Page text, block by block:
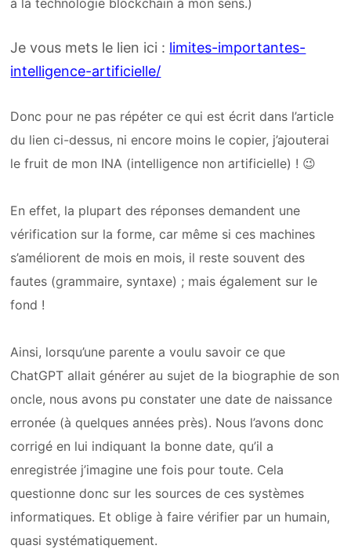
Je vous mets le lien ici : limites-importantes-
intelligence-artificielle/
Donc pour ne pas répéter ce qui est écrit dans l’article
du lien ci-dessus, ni encore moins le copier, j’ajouterai
le fruit de mon INA (intelligence non artificielle) ! 😉
En effet, la plupart des réponses demandent une
vérification sur la forme, car même si ces machines
s’améliorent de mois en mois, il reste souvent des
fautes (grammaire, syntaxe) ; mais également sur le
fond !
Ainsi, lorsqu’une parente a voulu savoir ce que
ChatGPT allait générer au sujet de la biographie de son
oncle, nous avons pu constater une date de naissance
erronée (à quelques années près). Nous l’avons donc
corrigé en lui indiquant la bonne date, qu’il a
enregistrée j’imagine une fois pour toute. Cela
questionne donc sur les sources de ces systèmes
informatiques. Et oblige à faire vérifier par un humain,
quasi systématiquement.